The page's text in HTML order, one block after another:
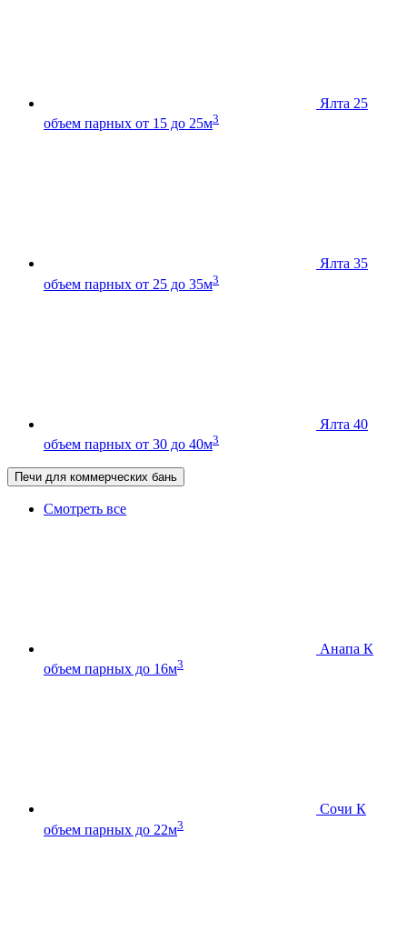
Ялта 25
объем парных от 15 до 25м3
Ялта 35
объем парных от 25 до 35м3
Ялта 40
объем парных от 30 до 40м3
Печи для коммерческих бань
Смотреть все
Анапа К
объем парных до 16м3
Сочи К
объем парных до 22м3